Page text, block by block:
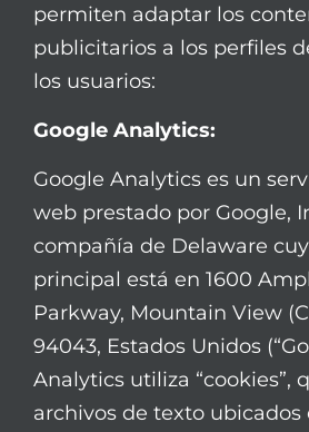
permiten adaptar los
publicitarios a los perfiles
los usuarios:
Google Analytics:
Google Analytics es un
web prestado por Google,
compañía de Delaware
principal está en 1600
Parkway, Mountain View
94043, Estados Unidos
Analytics utiliza “cookies”,
archivos de texto ubicados